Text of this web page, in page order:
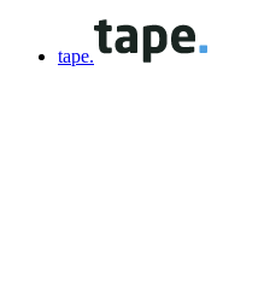
tape.